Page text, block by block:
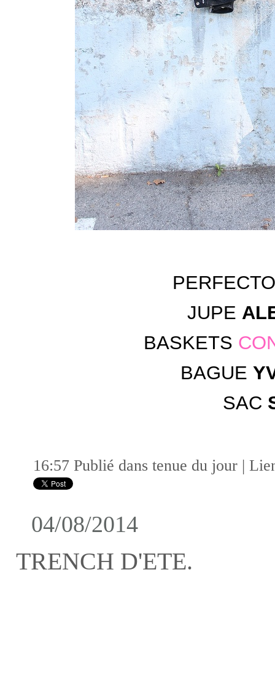
JUPE
BASKETS
BAGUE
SAC
16:57 Publié dans tenue du jour |
04/08/2014
TRENCH D'ETE.